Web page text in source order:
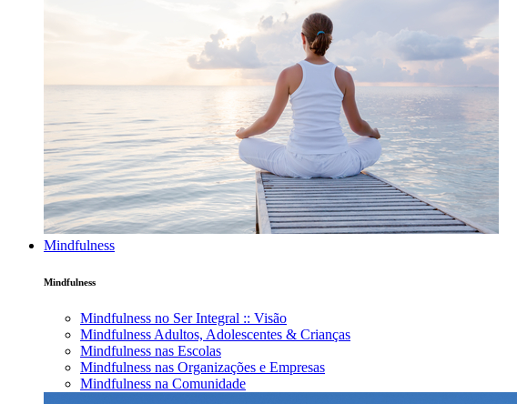
Mindfulness
Mindfulness
Mindfulness no Ser Integral :: Visão
Mindfulness Adultos, Adolescentes & Crianças
Mindfulness nas Escolas
Mindfulness nas Organizações e Empresas
Mindfulness na Comunidade